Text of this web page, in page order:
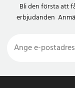
Bli den första att
erbjudanden